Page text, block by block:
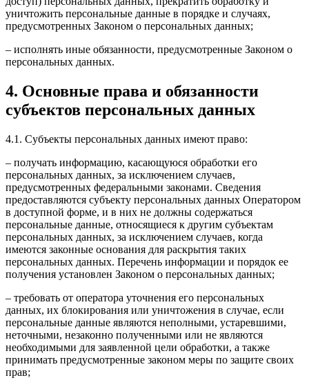
уничтожить персональные данные в порядке и случаях,
предусмотренных Законом о персональных данных;
– исполнять иные обязанности, предусмотренные Законом о
персональных данных.
4. Основные права и обязанности
субъектов персональных данных
4.1. Субъекты персональных данных имеют право:
– получать информацию, касающуюся обработки его
персональных данных, за исключением случаев,
предусмотренных федеральными законами. Сведения
предоставляются субъекту персональных данных Оператором
в доступной форме, и в них не должны содержаться
персональные данные, относящиеся к другим субъектам
персональных данных, за исключением случаев, когда
имеются законные основания для раскрытия таких
персональных данных. Перечень информации и порядок ее
получения установлен Законом о персональных данных;
– требовать от оператора уточнения его персональных
данных, их блокирования или уничтожения в случае, если
персональные данные являются неполными, устаревшими,
неточными, незаконно полученными или не являются
необходимыми для заявленной цели обработки, а также
принимать предусмотренные законом меры по защите своих
прав;